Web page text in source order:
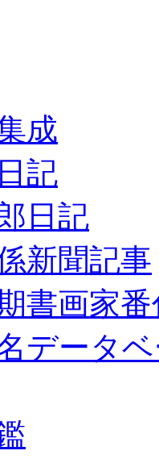
成
記
日記
新聞記事
書画家
データ